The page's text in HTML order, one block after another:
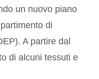
un nuovo piano
di
A partire dal
di alcuni tessuti e